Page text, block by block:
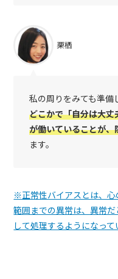
栗栖
私の周りをみても準備
どこかで「自分は大
が働いていることが、
ます。
※正常性バイアスとは、心
範囲までの異常は、異常
して処理するようになって